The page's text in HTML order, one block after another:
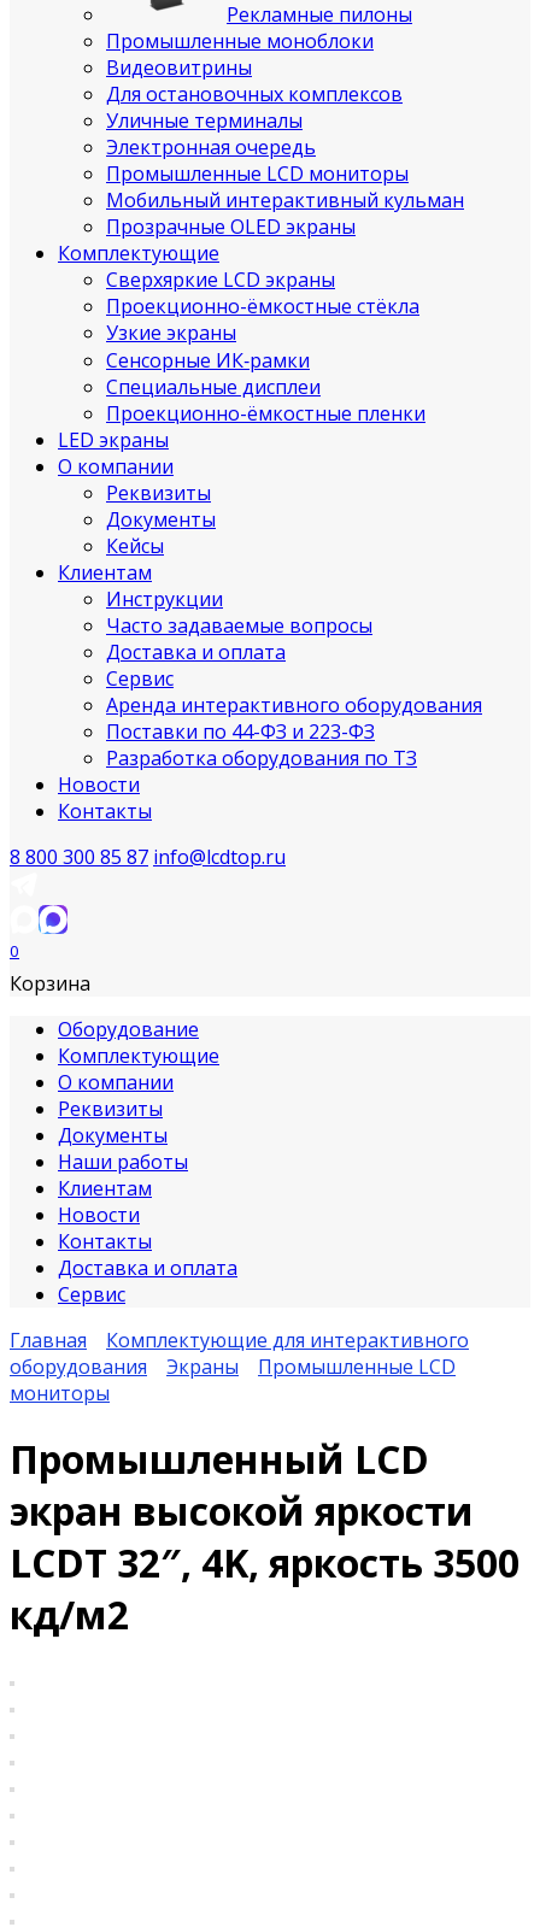
Рекламные пилоны
Промышленные моноблоки
Видеовитрины
Для остановочных комплексов
Уличные терминалы
Электронная очередь
Промышленные LCD мониторы
Мобильный интерактивный кульман
Прозрачные OLED экраны
Комплектующие
Сверхяркие LCD экраны
Проекционно-ёмкостные стёкла
Узкие экраны
Сенсорные ИК‑рамки
Специальные дисплеи
Проекционно-ёмкостные пленки
LED экраны
О компании
Реквизиты
Документы
Кейсы
Клиентам
Инструкции
Часто задаваемые вопросы
Доставка и оплата
Сервис
Аренда интерактивного оборудования
Поставки по 44-ФЗ и 223-ФЗ
Разработка оборудования по ТЗ
Новости
Контакты
8 800 300 85 87 info@lcdtop.ru
0
Корзина
Оборудование
Комплектующие
О компании
Реквизиты
Документы
Наши работы
Клиентам
Новости
Контакты
Доставка и оплата
Сервис
Главная
Комплектующие для интерактивного
оборудования
Экраны
Промышленные LCD
мониторы
Промышленный LCD
экран высокой яркости
LCDT 32″, 4K, яркость 3500
кд/м2